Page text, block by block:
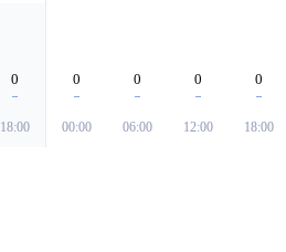
0
18:00
0
00:00
0
06:00
0
12:00
0
18:00